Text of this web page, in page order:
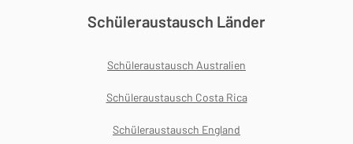
Schüleraustausch Länder
Schüleraustausch Australien
Schüleraustausch Costa Rica
Schüleraustausch England